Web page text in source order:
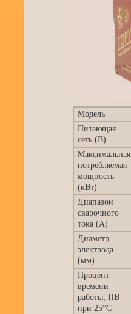
Модель
Питающая
сеть (В)
Максимальная
потребляемая
мощность
(кВт)
Диапазон
сварочного
тока (А)
Диаметр
электрода
(мм)
Процент
времени
работы, ПВ
при 25°С